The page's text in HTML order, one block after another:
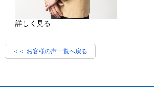
詳しく見る
＜＜ お客様の声一覧へ戻る